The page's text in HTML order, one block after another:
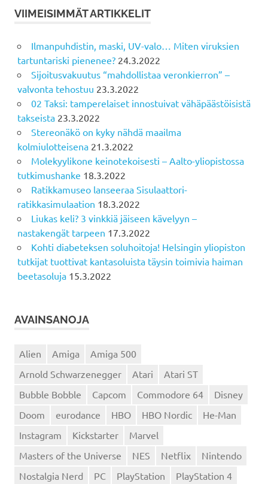
VIIMEISIMMÄT ARTIKKELIT
Ilmanpuhdistin, maski, UV-valo… Miten viruksien
tartuntariski pienenee? 24.3.2022
Sijoitusvakuutus “mahdollistaa veronkierron” –
valvonta tehostuu 23.3.2022
02 Taksi: tamperelaiset innostuivat vähäpäästöisistä
takseista 23.3.2022
Stereonäkö on kyky nähdä maailma
kolmiulotteisena 21.3.2022
Molekyylikone keinotekoisesti – Aalto-yliopistossa
tutkimushanke 18.3.2022
Ratikkamuseo lanseeraa Sisulaattori-
ratikkasimulaation 18.3.2022
Liukas keli? 3 vinkkiä jäiseen kävelyyn –
nastakengät tarpeen 17.3.2022
Kohti diabeteksen soluhoitoja! Helsingin yliopiston
tutkijat tuottivat kantasoluista täysin toimivia haiman
beetasoluja 15.3.2022
AVAINSANOJA
Alien Amiga
Amiga 500
Arnold Schwarzenegger
Atari
Atari ST
Bubble Bobble
Capcom Commodore 64
Disney
Doom
eurodance HBO HBO Nordic
He-Man
Instagram
Kickstarter
Marvel
Masters of the Universe
NES Netflix
Nintendo
Nostalgia Nerd
PC PlayStation PlayStation 4